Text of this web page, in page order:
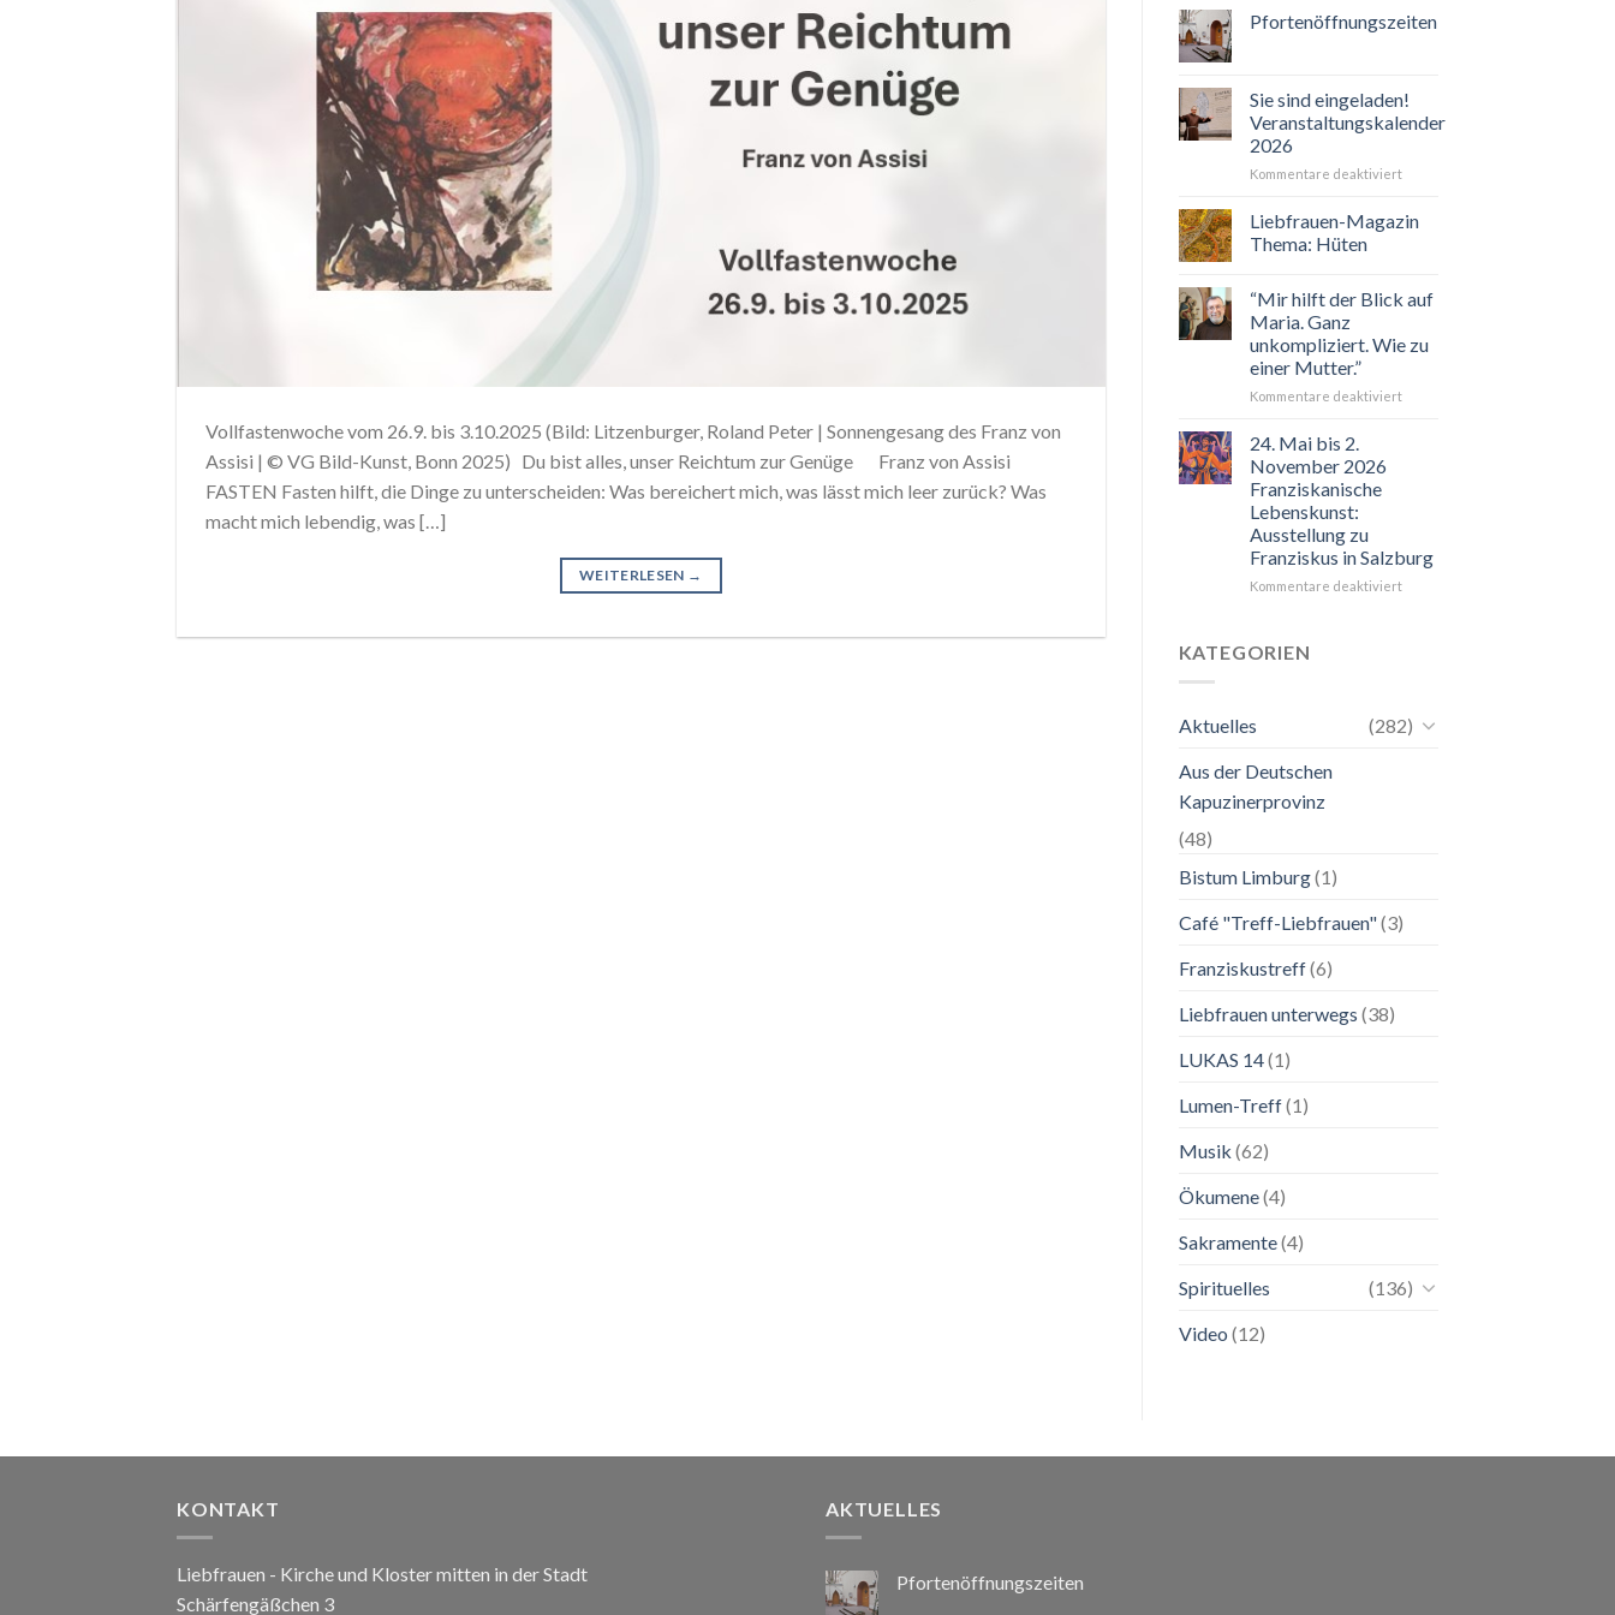
Vollfastenwoche vom 26.9. bis 3.10.2025 (Bild: Litzenburger, Roland Peter | Sonnengesang des Franz von
Assisi | © VG Bild-Kunst, Bonn 2025) Du bist alles, unser Reichtum zur Genüge Franz von Assisi
FASTEN Fasten hilft, die Dinge zu unterscheiden: Was bereichert mich, was lässt mich leer zurück? Was
macht mich lebendig, was […]
WEITERLESEN →
Pfortenöffnungszeiten
Sie sind eingeladen!
Veranstaltungskalender
2026
Kommentare deaktiviertfür
sind
Liebfrauen-Magazin
Thema: Hüten
“Mir hilft der Blick auf
Maria. Ganz
unkompliziert. Wie zu
einer Mutter.”
Kommentare deaktiviertfür
unkompliziert.
24. Mai bis 2.
November 2026
Franziskanische
Lebenskunst:
Ausstellung zu
Franziskus in Salzburg
Kommentare deaktiviertfür
Franziskanische
KATEGORIEN
Aktuelles
(282)
Aus der Deutschen
Kapuzinerprovinz
(48)
Bistum Limburg(1)
Café "Treff-Liebfrauen"(3)
Franziskustreff(6)
Liebfrauen unterwegs (38)
LUKAS 14(1)
Lumen-Treff(1)
Musik (62)
Ökumene(4)
Sakramente(4)
Spirituelles
(136)
Video (12)
KONTAKT
Liebfrauen - Kirche und Kloster mitten in der Stadt
Schärfengäßchen 3
AKTUELLES
Pfortenöffnungszeiten